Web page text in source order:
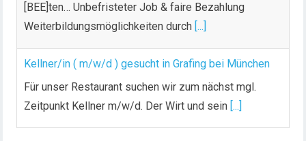
[BEE]ten… Unbefristeter Job & faire Bezahlung
Weiterbildungsmöglichkeiten durch [...]
Kellner/in ( m/w/d ) gesucht in Grafing bei München
Für unser Restaurant suchen wir zum nächst mgl.
Zeitpunkt Kellner m/w/d. Der Wirt und sein [...]